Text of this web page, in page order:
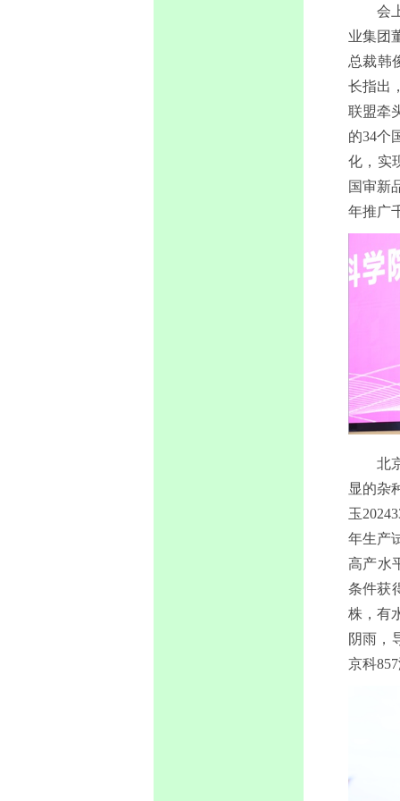
会
业集团
总裁韩
长指出
联盟牵
的34个
化，实
国审新
年推广
北
显的杂
玉
年生产
高产水
条件获
株，有
阴雨，
京科